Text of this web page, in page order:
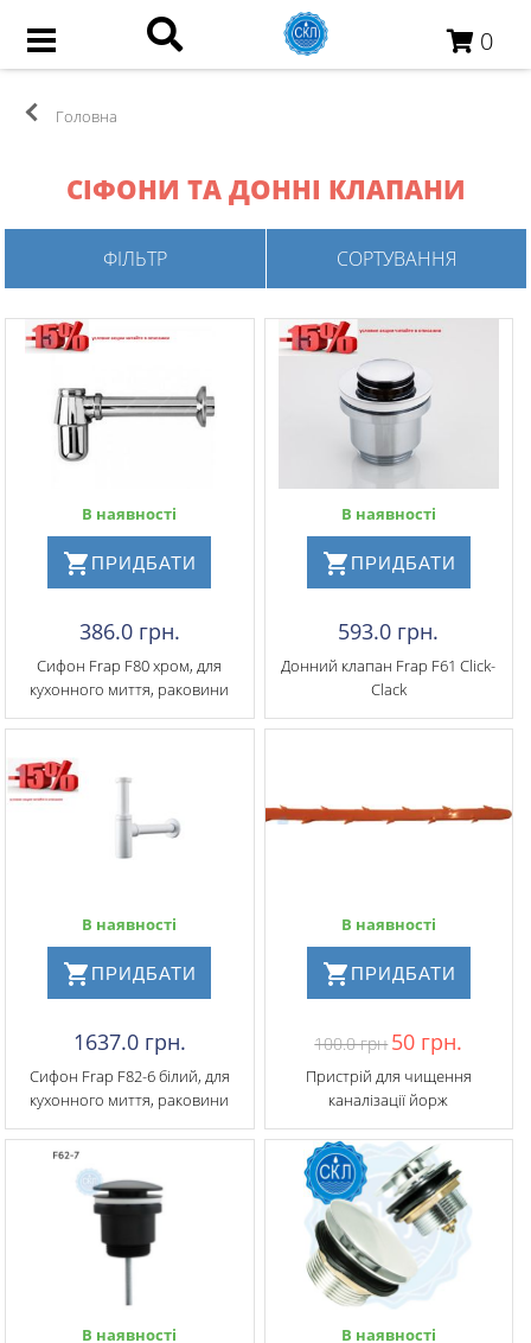
0
Головна
СІФОНИ ТА ДОННІ КЛАПАНИ
ФІЛЬТР СОРТУВАННЯ
В наявності
ПРИДБАТИ
386.0 грн.
Сифон Frap F80 хром, для
кухонного миття, раковини
В наявності
ПРИДБАТИ
593.0 грн.
​Донний клапан Frap F61 Click-
Clack
В наявності
ПРИДБАТИ
1637.0 грн.
Сифон Frap F82-6 білий, для
кухонного миття, раковини
В наявності
ПРИДБАТИ
100.0 грн50 грн.
Пристрій для чищення
каналізації йорж
В наявності В наявності